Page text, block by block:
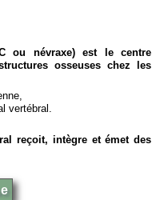
ou névraxe) est le centre
osseuses chez les
vertébral.
reçoit, intègre et émet des